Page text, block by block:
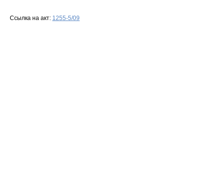
Ссылка на акт: 1255-5/09